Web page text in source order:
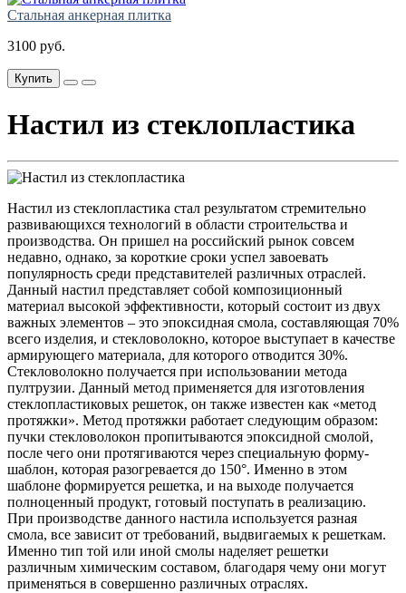
Стальная анкерная плитка
3100 руб.
Купить
Настил из стеклопластика
Настил из стеклопластика стал результатом стремительно
развивающихся технологий в области строительства и
производства. Он пришел на российский рынок совсем
недавно, однако, за короткие сроки успел завоевать
популярность среди представителей различных отраслей.
Данный настил представляет собой композиционный
материал высокой эффективности, который состоит из двух
важных элементов – это эпоксидная смола, составляющая 70%
всего изделия, и стекловолокно, которое выступает в качестве
армирующего материала, для которого отводится 30%.
Стекловолокно получается при использовании метода
пултрузии. Данный метод применяется для изготовления
стеклопластиковых решеток, он также известен как «метод
протяжки». Метод протяжки работает следующим образом:
пучки стекловолокон пропитываются эпоксидной смолой,
после чего они протягиваются через специальную форму-
шаблон, которая разогревается до 150°. Именно в этом
шаблоне формируется решетка, и на выходе получается
полноценный продукт, готовый поступать в реализацию.
При производстве данного настила используется разная
смола, все зависит от требований, выдвигаемых к решеткам.
Именно тип той или иной смолы наделяет решетки
различным химическим составом, благодаря чему они могут
применяться в совершенно различных отраслях.